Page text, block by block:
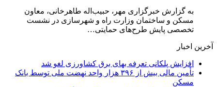
به گزارش خبرگزاری مهر، حبیب‌اله طاهرخانی، معاون
مسکن و ساختمان وزارت راه و شهرسازی در نشست
تخصصی پایش طرح‌های حمایتی…
آخرین اخبار
افزایش پلکانی تعرفه بهای برق کشاورزی لغو شد
تأمین مالی بیش از ۳۹۶ هزار واحد نهضت ملی توسط بانک
مسکن